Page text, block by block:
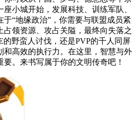
小城开始，发展科技、训练军队、
“地缘政治”，你需要与联盟成员紧
占领资源、攻占关隘，最终向失落之
的野蛮人讨伐，还是PVP的千人同屏
和高效的执行力。在这里，智慧与外
。来书写属于你的文明传奇吧！